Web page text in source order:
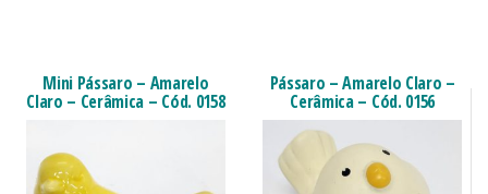
Mini Pássaro – Amarelo
Claro – Cerâmica – Cód. 0158
Pássaro – Amarelo Claro –
Cerâmica – Cód. 0156